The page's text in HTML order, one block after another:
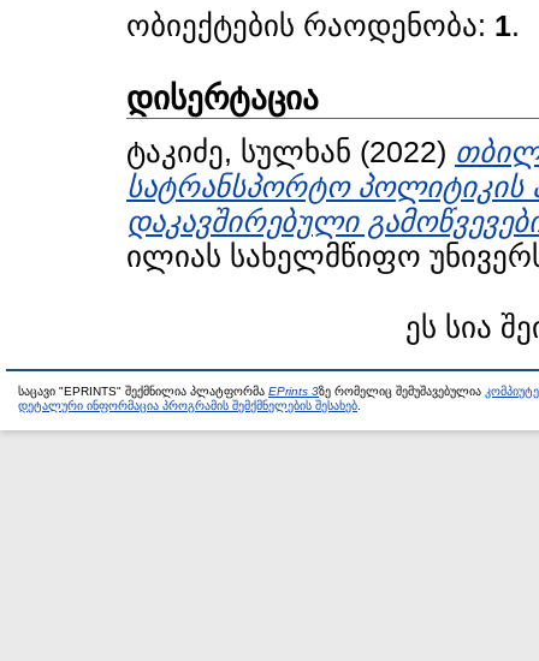
ობიექტების რაოდენობა: 1.
დისერტაცია
ტაკიძე, სულხან (2022)
სატრანსპორტო პოლიტიკის
დაკავშირებული
ილიას სახელმწიფო
ეს სია
საცავი "EPRINTS" შექმნილია პლატფორმა EPrints 3ზე რომელიც შემუშავებულია
დეტალური ინფორმაცია პროგრამის შემქმნელების შესახებ